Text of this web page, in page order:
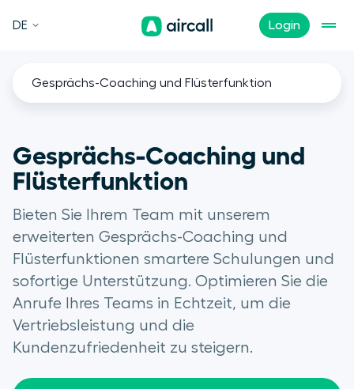
Login
DE
Gesprächs-Coaching und Flüsterfunktion
Gesprächs-Coaching und
Flüsterfunktion
Bieten Sie Ihrem Team mit unserem
erweiterten Gesprächs-Coaching und
Flüsterfunktionen smartere Schulungen und
sofortige Unterstützung. Optimieren Sie die
Anrufe Ihres Teams in Echtzeit, um die
Vertriebsleistung und die
Kundenzufriedenheit zu steigern.